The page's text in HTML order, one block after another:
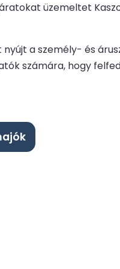
üzemeltet
a személy- és
számára, hogy